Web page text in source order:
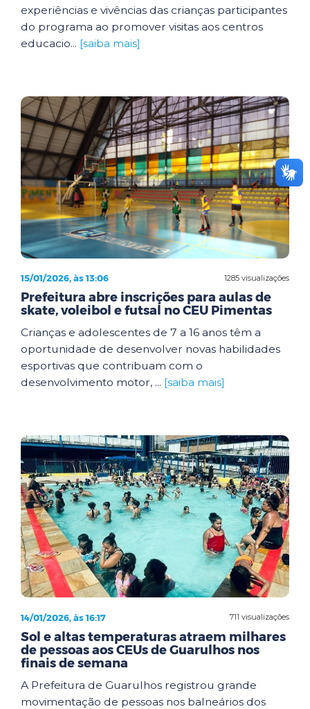
experiências e vivências das crianças participantes
do programa ao promover visitas aos centros
educacio... [saiba mais]
1285 visualizações
15/01/2026, às 13:06
Prefeitura abre inscrições para aulas de
skate, voleibol e futsal no CEU Pimentas
Crianças e adolescentes de 7 a 16 anos têm a
oportunidade de desenvolver novas habilidades
esportivas que contribuam com o
desenvolvimento motor, ... [saiba mais]
711 visualizações
14/01/2026, às 16:17
Sol e altas temperaturas atraem milhares
de pessoas aos CEUs de Guarulhos nos
finais de semana
A Prefeitura de Guarulhos registrou grande
movimentação de pessoas nos balneários dos